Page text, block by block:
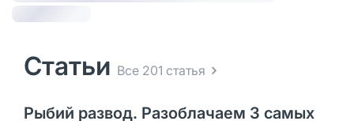
Статьи Все 201 статья
Рыбий развод. Разоблачаем 3 самых